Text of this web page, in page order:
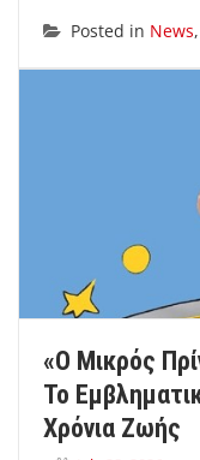
Posted in News,
«Ο Μικρός
Το
Χρόνια Ζωής